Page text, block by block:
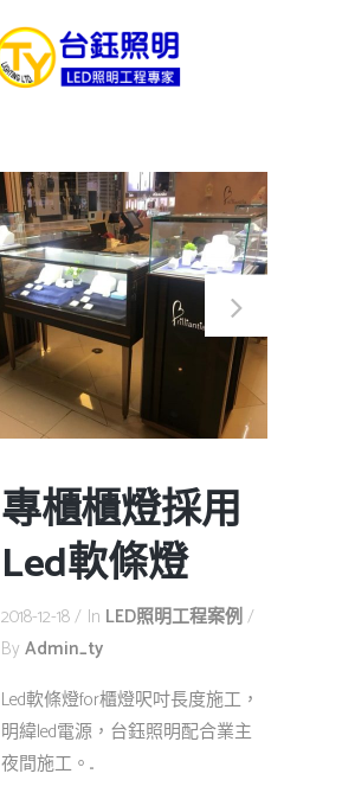
專櫃櫃燈採用
Led軟條燈
2018-12-18 In LED照明工程案例
By Admin_ty
Led軟條燈for櫃燈呎吋長度施工，
明緯led電源，台鈺照明配合業主
夜間施工。...